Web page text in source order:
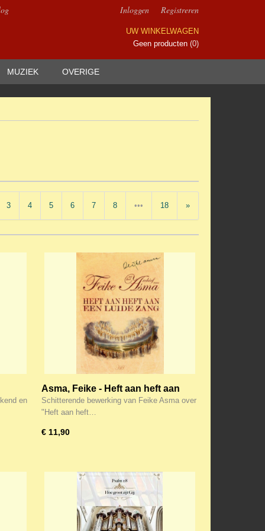
Inloggen Registreren
UW WINKELWAGEN
Geen producten (0)
MUZIEK OVERIGE
3 4 5 6 7 8 ••• 18 »
en
Asma, Feike - Heft aan heft aan
een luide zang
Schitterende bewerking van Feike Asma over
"Heft aan heft…
€ 11,90